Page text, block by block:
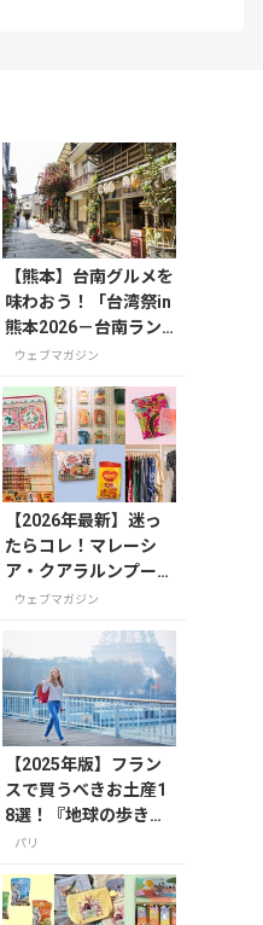
【熊本】台南グルメを
味わおう！「台湾祭in
熊本2026－台南ラン
タン祭－」が8月8日
ウェブマガジン
【2026年最新】迷っ
たらコレ！マレーシ
ア・クアラルンプール
で絶対買いたいお土産
ウェブマガジン
【2025年版】フラン
スで買うべきお土産1
8選！『地球の歩き
方』編集者おすすめの
介
パリ